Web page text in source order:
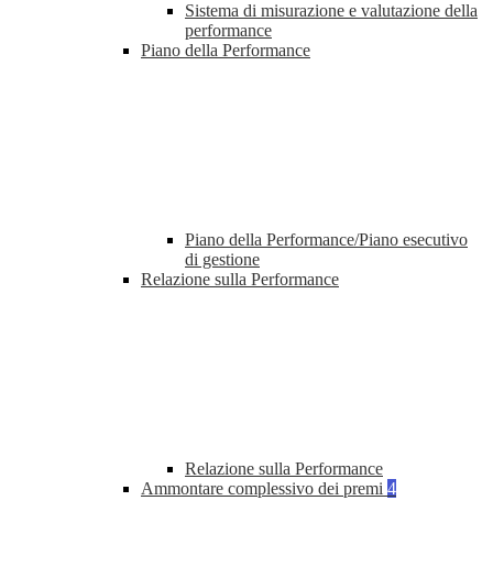
Sistema di misurazione e valutazione della
performance
Piano della Performance
Piano della Performance/Piano esecutivo
di gestione
Relazione sulla Performance
Relazione sulla Performance
Ammontare complessivo dei premi 4